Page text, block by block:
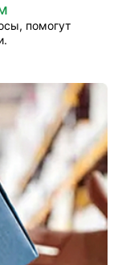
помогут